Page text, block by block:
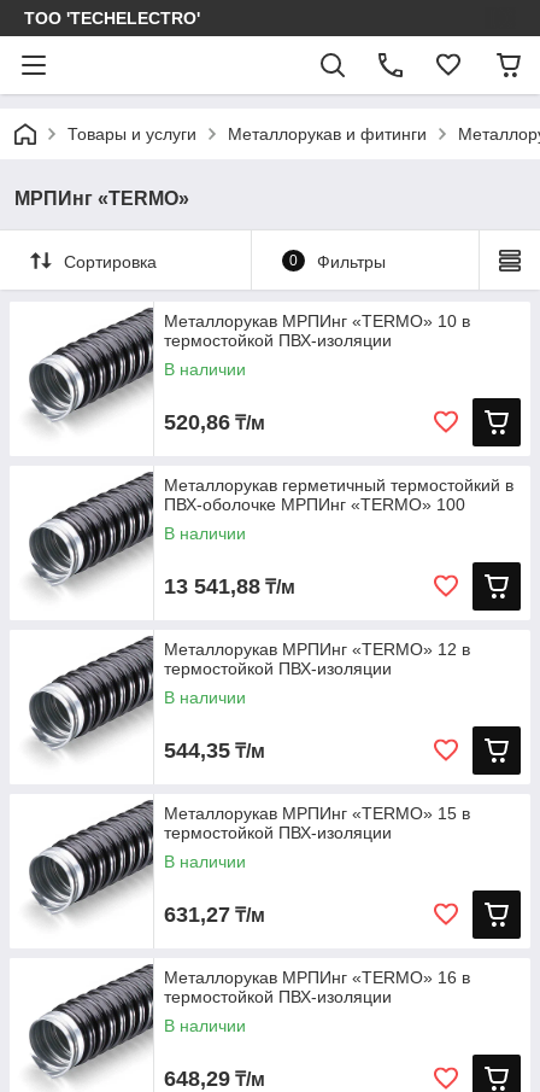
ТОО 'TECHELECTRO'
Товары и услуги Металлорукав и фитинги
МРПИнг «TERMO»
Сортировка 0 Фильтры
Металлорукав МРПИнг «TERMO» 10 в
термостойкой ПВХ-изоляции
В наличии
520,86 ₸/м
Металлорукав герметичный термостойкий в
ПВХ-оболочке МРПИнг «TERMO» 100
В наличии
13 541,88 ₸/м
Металлорукав МРПИнг «TERMO» 12 в
термостойкой ПВХ-изоляции
В наличии
544,35 ₸/м
Металлорукав МРПИнг «TERMO» 15 в
термостойкой ПВХ-изоляции
В наличии
631,27 ₸/м
Металлорукав МРПИнг «TERMO» 16 в
термостойкой ПВХ-изоляции
В наличии
648,29 ₸/м